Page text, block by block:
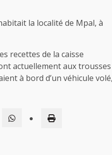
la localité de Mpal, à
recettes de la caisse
actuellement aux trousses
à bord d’un véhicule volé,